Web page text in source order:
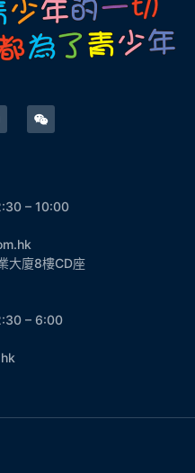
– 10:00
大廈8樓CD座
– 6:00